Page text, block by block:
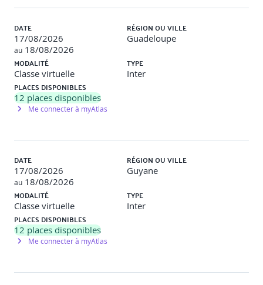
DATE
17/08/2026
au 18/08/2026
RÉGION OU VILLE
Guadeloupe
MODALITÉ
Classe virtuelle
TYPE
Inter
PLACES DISPONIBLES
12 places disponibles
Me connecter à myAtlas
DATE
17/08/2026
au 18/08/2026
RÉGION OU VILLE
Guyane
MODALITÉ
Classe virtuelle
TYPE
Inter
PLACES DISPONIBLES
12 places disponibles
Me connecter à myAtlas